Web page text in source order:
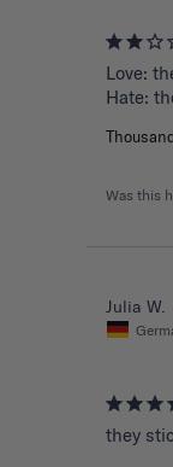
Love:
Hate:
Was this
Julia W.
they